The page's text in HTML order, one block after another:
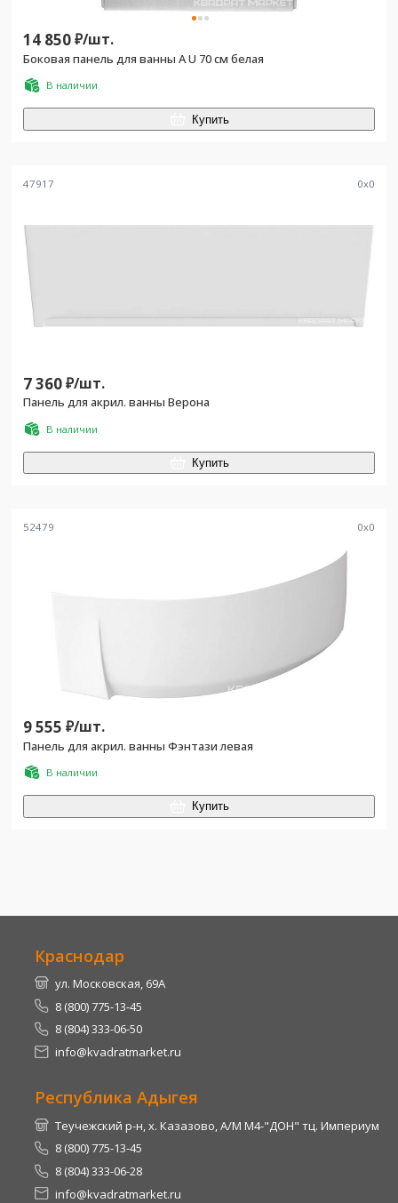
14 850₽/шт.
Боковая панель для ванны A U 70 см белая
В наличии
Купить
47917 0x0
7 360₽/шт.
Панель для акрил. ванны Верона
В наличии
Купить
52479 0x0
9 555 ₽/шт.
Панель для акрил. ванны Фэнтази левая
В наличии
Купить
Краснодар
ул. Московская, 69А
8 (800) 775-13-45
8 (804) 333-06-50
info@kvadratmarket.ru
Республика Адыгея
Теучежский р-н, х. Казазово, А/М М4-"ДОН" тц. Империум
8 (800) 775-13-45
8 (804) 333-06-28
info@kvadratmarket.ru